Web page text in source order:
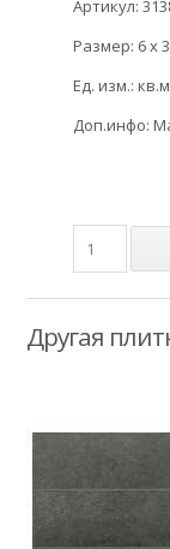
Артикул:
Размер: 6 x
Ед. изм.:
Доп.инфо:
Другая